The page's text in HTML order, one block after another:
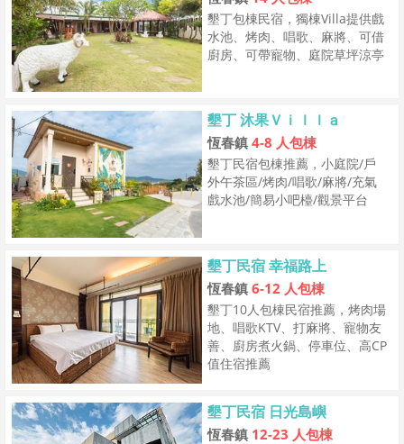
墾丁包棟民宿，獨棟Villa提供戲
水池、烤肉、唱歌、麻將、可借
廚房、可帶寵物、庭院草坪涼亭
墾丁 沐果Ｖｉｌｌａ
恆春鎮 4-8 人包棟
墾丁民宿包棟推薦，小庭院/戶
外午茶區/烤肉/唱歌/麻將/充氣
戲水池/簡易小吧檯/觀景平台
墾丁民宿 幸福路上
恆春鎮 6-12 人包棟
墾丁10人包棟民宿推薦，烤肉場
地、唱歌KTV、打麻將、寵物友
善、廚房煮火鍋、停車位、高CP
值住宿推薦
墾丁民宿 日光島嶼
恆春鎮 12-23 人包棟